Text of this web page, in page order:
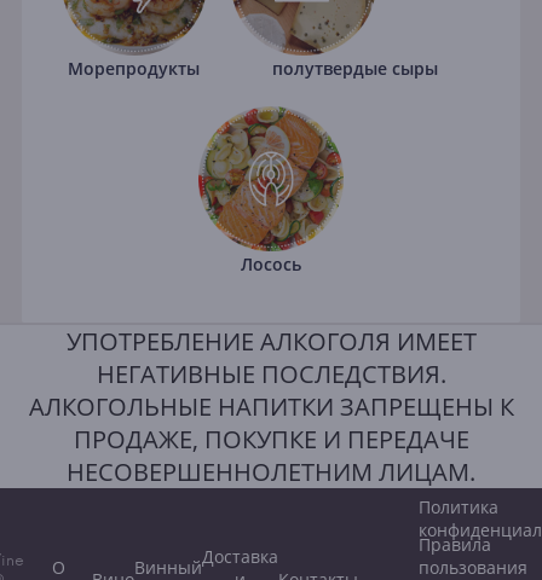
Морепродукты полутвердые сыры
Лосось
УПОТРЕБЛЕНИЕ АЛКОГОЛЯ ИМЕЕТ
НЕГАТИВНЫЕ ПОСЛЕДСТВИЯ.
АЛКОГОЛЬНЫЕ НАПИТКИ ЗАПРЕЩЕНЫ К
ПРОДАЖЕ, ПОКУПКЕ И ПЕРЕДАЧЕ
НЕСОВЕРШЕННОЛЕТНИМ ЛИЦАМ.
О
ВинныйДоставка
Политика
Правила
пользования